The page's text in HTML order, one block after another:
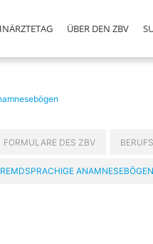
ÜBER DEN ZBV
FORMULARE DES ZBV
ANAMNESEBÖGEN